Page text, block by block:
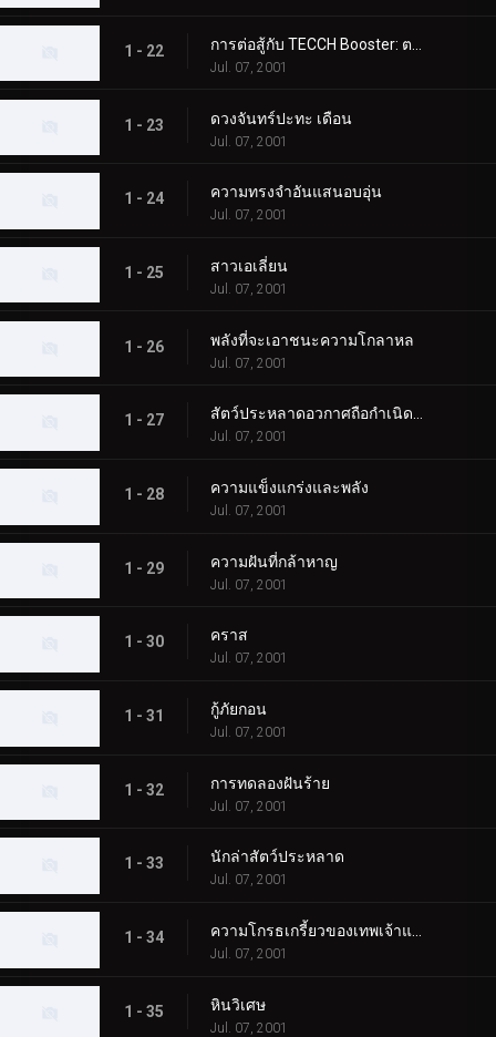
1 - 22
Jul. 07, 2001
1 - 23 ดวงจันทร์ปะทะ เดือน
Jul. 07, 2001
1 - 24 ความทรงจำอันแสนอบอุ่น
Jul. 07, 2001
1 - 25 สาวเอเลี่ยน
Jul. 07, 2001
1 - 26 พลังที่จะเอาชนะความโกลาหล
Jul. 07, 2001
1 - 27 สัตว์ประหลาดอวกาศถือกำเนิดบนโลก
Jul. 07, 2001
1 - 28 ความแข็งแกร่งและพลัง
Jul. 07, 2001
1 - 29 ความฝันที่กล้าหาญ
Jul. 07, 2001
1 - 30 คราส
Jul. 07, 2001
1 - 31 กู้ภัยกอน
Jul. 07, 2001
1 - 32 การทดลองฝันร้าย
Jul. 07, 2001
1 - 33 นักล่าสัตว์ประหลาด
Jul. 07, 2001
1 - 34
Jul. 07, 2001
1 - 35 หินวิเศษ
Jul. 07, 2001